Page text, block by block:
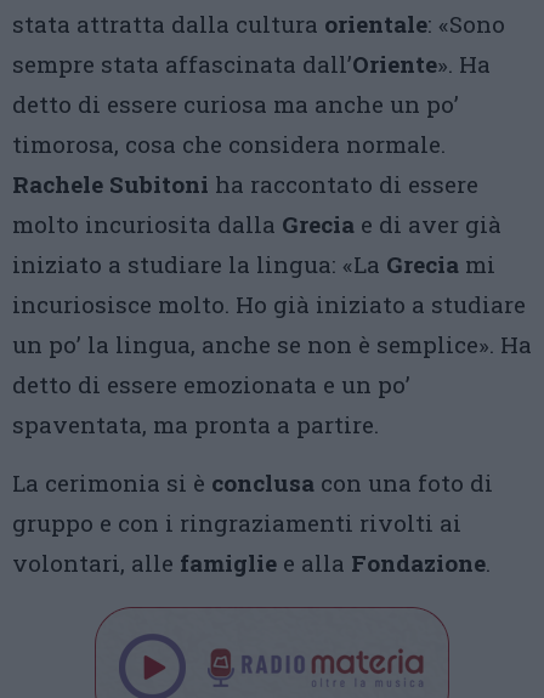
stata attratta dalla cultura orientale: «Sono
sempre stata affascinata dall’Oriente». Ha
detto di essere curiosa ma anche un po’
timorosa, cosa che considera normale.
Rachele Subitoni ha raccontato di essere
molto incuriosita dalla Grecia e di aver già
iniziato a studiare la lingua: «La Grecia mi
incuriosisce molto. Ho già iniziato a studiare
un po’ la lingua, anche se non è semplice». Ha
detto di essere emozionata e un po’
spaventata, ma pronta a partire.
La cerimonia si è conclusa con una foto di
gruppo e con i ringraziamenti rivolti ai
volontari, alle famiglie e alla Fondazione.